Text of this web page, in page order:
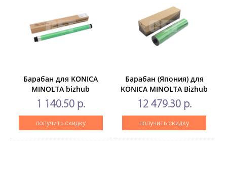
Барабан для KONICA
MINOLTA bizhub
227/287/367 (CET),105000
стр., CET101060
1 140.50 р.
получить скидку
Барабан (Япония) для
KONICA MINOLTA Bizhub
PRESS C8000(CET), 300000
стр., CET101024
12 479.30 р.
получить скидку